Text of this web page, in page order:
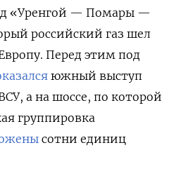
«Уренгой — Помары —
российский газ шел
Перед этим под
южный выступ
а на шоссе, по которой
группировка
сотни единиц